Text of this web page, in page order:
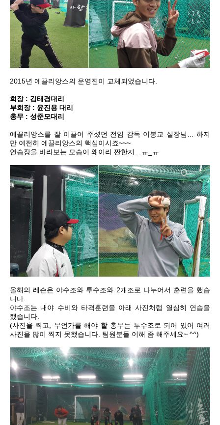
2015년 에끌리앙스의 운영진이 교체되었습니다.
회장 : 김태경대리
부회장 : 윤진용 대리
총무 : 성준모대리
에끌리앙스를 잘 이끌어 주셨던 전임 감독 이봉교 실장님… 하지
만 여전히 에끌리앙스의 핵심이시죠~~~
연습장을 바라보는 모습이 왜이리 짠한지…ㅠ_ㅠ
올해의 레슨은 야수조와 투수조와 2개조로 나누어서 훈련을 했습
니다.
야수조는 내야 수비와 타격훈련을 아래 사진처럼 열심히 연습을
했습니다.
(사진을 찍고, 무언가를 해야 할 총무는 투수조로 되어 있어 여러
사진을 많이 찍지 못했습니다. 팀원분들 이해 좀 해주세요~ ^^)